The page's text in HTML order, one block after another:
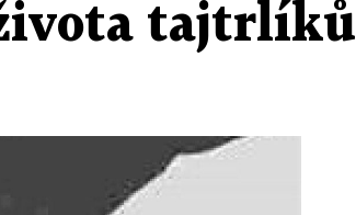
života tajtrlíků